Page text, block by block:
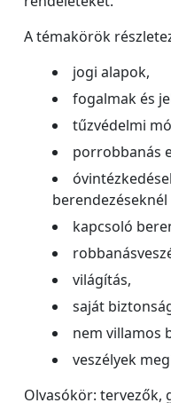
A témakörök
jogi alapok,
fogalmak és
tűzvédelmi
porrobbanás
kapcsoló
világítás,
saját
nem villamos
veszélyek
Olvasókör: tervezők,